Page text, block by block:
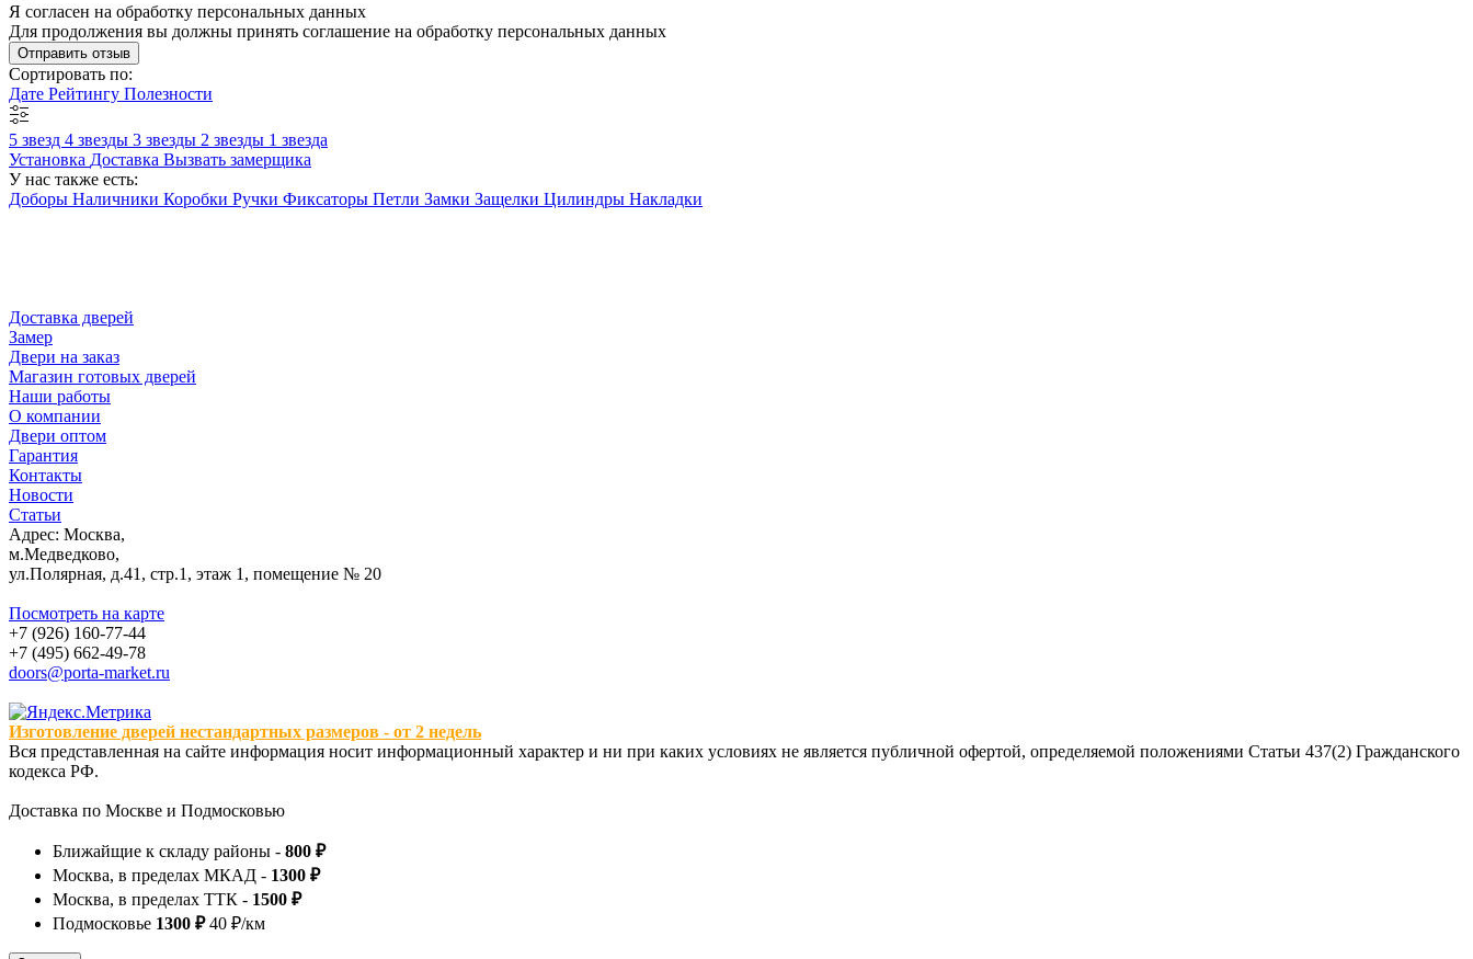
Я согласен на обработку персональных данных
Для продолжения вы должны принять соглашение на обработку персональных данных
Отправить отзыв
Сортировать по:
Дате Рейтингу Полезности
5 звезд 4 звезды 3 звезды 2 звезды 1 звезда
Установка Доставка Вызвать замерщика
У нас также есть:
Доборы Наличники Коробки Ручки Фиксаторы Петли Замки Защелки Цилиндры Накладки
Доставка дверей
Замер
Двери на заказ
Магазин готовых дверей
Наши работы
О компании
Двери оптом
Гарантия
Контакты
Новости
Статьи
Адрес: Москва,
м.Медведково,
ул.Полярная, д.41, стр.1, этаж 1, помещение № 20
Посмотреть на карте
+7 (926) 160-77-44
+7 (495) 662-49-78
doors@porta-market.ru
Изготовление дверей нестандартных размеров - от 2 недель
Вся представленная на сайте информация носит информационный характер и ни при каких условиях не является публичной офертой, определяемой положениями Статьи 437(2) Гражданского
кодекса РФ.
Доставка по Москве и Подмосковью
Ближайщие к складу районы - 800 ₽
Москва, в пределах МКАД - 1300 ₽
Москва, в пределах ТТК - 1500 ₽
Подмосковье 1300 ₽40 ₽/км